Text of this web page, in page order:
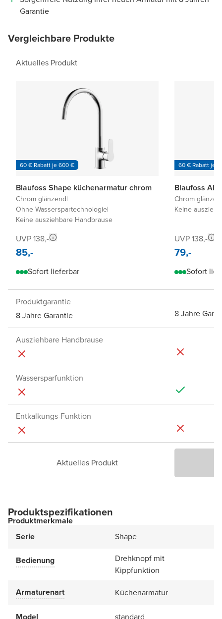
Garantie
Vergleichbare Produkte
Aktuelles Produkt
60 € Rabatt je 600 €
Blaufoss Shape küchenarmatur chrom
Chrom glänzend|
Ohne Wasserspartechnologie|
Keine ausziehbare Handbrause
UVP 138,-
85,-
Sofort lieferbar
60 € Rabatt je
Chrom
Keine
UVP 138,-
79,-
Sofort
Produktgarantie
8 Jahre Garantie
8 Jahre
Ausziehbare Handbrause
Wassersparfunktion
Entkalkungs-Funktion
Aktuelles Produkt
Produktspezifikationen
Produktmerkmale
Serie
Shape
Bedienung
Drehknopf mit
Kippfunktion
Armaturenart
Küchenarmatur